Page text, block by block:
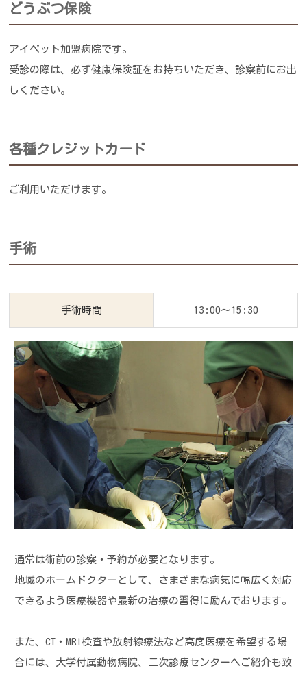
どうぶつ保険
アイペット加盟病院です。
受診の際は、必ず健康保険証をお持ちいただき、診察前にお出
しください。
各種クレジットカード
ご利用いただけます。
手術
手術時間 13:00～15:30
通常は術前の診察・予約が必要となります。
地域のホームドクターとして、さまざまな病気に幅広く対応
できるよう 医療機器や最新の治療の習得に励んでおります。
また、CT・MRI検査や放射線療法など高度医療を希望する場
合には、 大学付属動物病院、二次診療センターへご紹介も致